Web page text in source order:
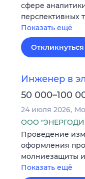
сфере
перспективных
Показать ещё
Откликнуться
Инженер в
50 000–100
24 июля 2026
ООО
Проведение
оформления
молниезащиты
Показать ещё